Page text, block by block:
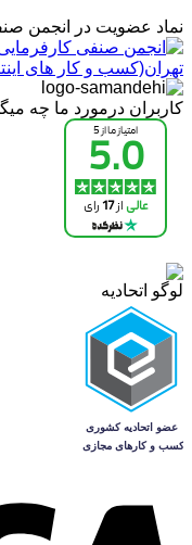
نماد عضویت در انجمن
کاربران درمورد ما چه
لوگو اتحادیه